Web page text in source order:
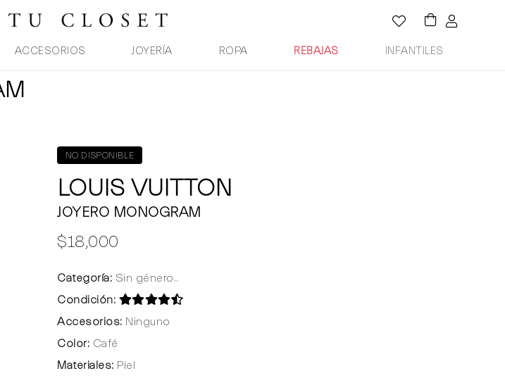
ACCESORIOS JOYERÍA ROPA REBAJAS INFANTILES
NO DISPONIBLE
LOUIS VUITTON
JOYERO MONOGRAM
$18,000
Categoría: Sin género..
Condición:
Accesorios: Ninguno
Color: Café
Materiales: Piel